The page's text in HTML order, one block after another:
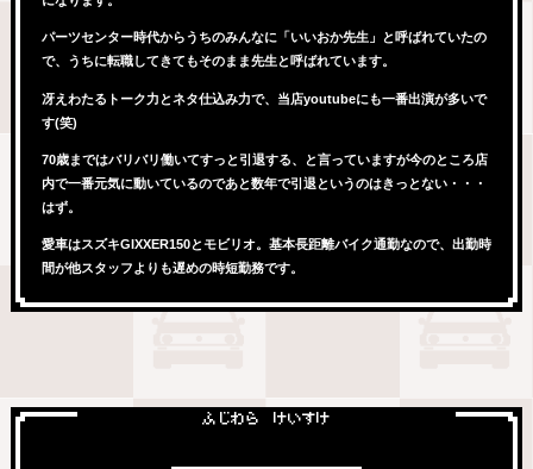
パーツセンター時代からうちのみんなに「いいおか先生」と呼ばれていたの
で、うちに転職してきてもそのまま先生と呼ばれています。
冴えわたるトーク力とネタ仕込み力で、当店youtubeにも一番出演が多いで
す(笑)
70歳まではバリバリ働いてすっと引退する、と言っていますが今のところ店
内で一番元気に動いているのであと数年で引退というのはきっとない・・・
はず。
愛車はスズキGIXXER150とモビリオ。基本長距離バイク通勤なので、出勤時
間が他スタッフよりも遅めの時短勤務です。
ふじわら けいすけ